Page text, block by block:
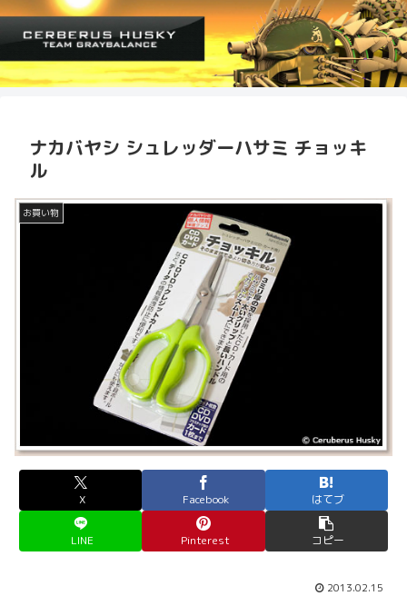
ナカバヤシ シュレッダーハサミ チョッキ
ル
お買い物
X Facebook はてブ
LINE Pinterest コピー
2013.02.15